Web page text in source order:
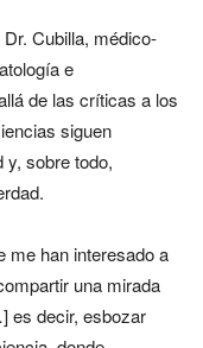
Cubilla, médico-
e
de las críticas a los
siguen
y, sobre todo,
me han interesado a
una mirada
es decir, esbozar